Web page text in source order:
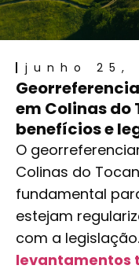
junho 25,
em Colinas do
benefícios e
O
Colinas do
fundamental
estejam
com a legislação.
levantamentos